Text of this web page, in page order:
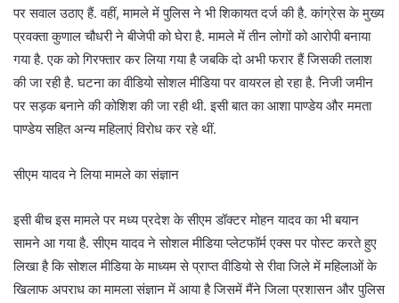
पर सवाल उठाए हैं. वहीं, मामले में पुलिस ने भी शिकायत दर्ज की है. कांग्रेस के मुख्य
प्रवक्ता कुणाल चौधरी ने बीजेपी को घेरा है. मामले में तीन लोगों को आरोपी बनाया
गया है. एक को गिरफ्तार कर लिया गया है जबकि दो अभी फरार हैं जिसकी तलाश
की जा रही है. घटना का वीडियो सोशल मीडिया पर वायरल हो रहा है. निजी जमीन
पर सड़क बनाने की कोशिश की जा रही थी. इसी बात का आशा पाण्डेय और ममता
पाण्डेय सहित अन्य महिलाएं विरोध कर रहे थीं.
सीएम यादव ने लिया मामले का संज्ञान
इसी बीच इस मामले पर मध्य प्रदेश के सीएम डॉक्टर मोहन यादव का भी बयान
सामने आ गया है. सीएम यादव ने सोशल मीडिया प्लेटफॉर्म एक्स पर पोस्ट करते हुए
लिखा है कि सोशल मीडिया के माध्यम से प्राप्त वीडियो से रीवा जिले में महिलाओं के
खिलाफ अपराध का मामला संज्ञान में आया है जिसमें मैंने जिला प्रशासन और पुलिस